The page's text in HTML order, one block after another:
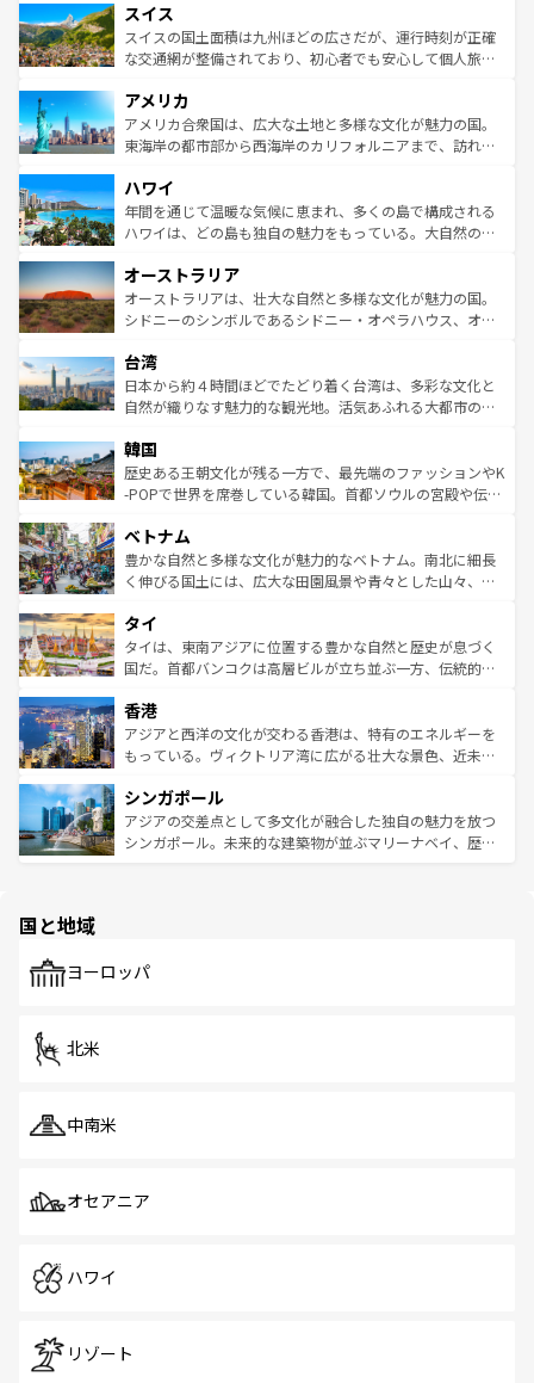
れる地方に足を運ぶとそれぞれで全く異なる文化を体験で
きるだろう。 なお、新着のフランス情報はコンテンツ一覧
を参照してほしい。
は、お酒好きな人にはぜひ体験してほしい。 なお、新着の
ドイツ情報はコンテンツ一覧を参照してほしい。
リアごとに異なる魅力がある。また、優雅なアフタヌーン
ティー、ビール好きにはたまらない英国パブ、サッカー観
戦など、本場だからこそできる体験も豊富。イギリスを旅
ンツ一覧を参照してほしい。
スイス
スイスの国土面積は九州ほどの広さだが、運行時刻が正確
な交通網が整備されており、初心者でも安心して個人旅行
の建物がそのまま残る町や、スイスならではのユニークな
博物館もあり、アルプス観光だけでなく町歩きも満喫する
ことができる。国民の所得が高いため物価も高いが、旅行
ば市内交通費無料で観光を楽しむこともできる。 なお、新
着のスイス情報はコンテンツ一覧 を参照してほしい。
アメリカ
アメリカ合衆国は、広大な土地と多様な文化が魅力の国。
東海岸の都市部から西海岸のカリフォルニアまで、訪れる
のような巨大都市は、観光、ショッピング、エンターテイ
ンメントが詰まった刺激的なスポットだ。一方、アメリカ
西部には大自然が広がり、グランドキャニオンやイエロー
部のニューオーリンズでは、音楽と美食が融合した独特の
文化が魅力。旅行者はアメリカの各地域で異なる魅力を楽
しみながら、その多様性と豊かな歴史を感じることができ
ならではの贅沢な旅のスタイルだ。 なお、新着のアメリカ
情報はコンテンツ一覧を参照してほしい。
ハワイ
年間を通じて温暖な気候に恵まれ、多くの島で構成される
ハワイは、どの島も独自の魅力をもっている。大自然の神
ワイ島は見逃せない。また、定番の観光地といえばオアフ
島だが、静かな自然を求めるならマウイ島やカウアイ島が
おすすめ。エメラルドグリーンに輝く海をはじめ、豊かな
れるおもてなしの心で訪れる人々を迎えてくれるハワイの
人々、おいしいローカルフードやハワイアンミュージッ
ク、伝統的なフラダンスなど、すべてがハワイの魅力を彩
ワイを、存分に味わってほしい。 なお、新着のハワイ情報
はコンテンツ一覧を参照してほしい。
オーストラリア
オーストラリアは、壮大な自然と多様な文化が魅力の国。
シドニーのシンボルであるシドニー・オペラハウス、オー
リアリーフや大陸中央部にそびえるウルル（エアーズロッ
ク）、タスマニアの美しい原生林やケアンズの熱帯雨林な
ど、見どころがたくさん。また、カフェやワイン、オージ
いる。アクティビティも充実しており、サーフィンやダイ
ビング、ハイキングなど、アウトドア好きにはたまらな
い。オーストラリアの多彩な魅力を存分に味わいつくそ
参照してほしい。
台湾
日本から約４時間ほどでたどり着く台湾は、多彩な文化と
自然が織りなす魅力的な観光地。活気あふれる大都市の台
ン）、静ひつな山岳地帯である台湾東部など、都市の喧騒
と山間の静けさが共存しており、訪れる人に新しい発見と
驚きをもたらしてくれる。また、奥深い台湾の食文化も魅
容にもいいと評判のスイーツなど、バラエティ豊かな料理
が味わえる。 なお、新着の台湾情報は コンテンツ一覧を参
照してほしい。
韓国
歴史ある王朝文化が残る一方で、最先端のファッションやK
-POPで世界を席巻している韓国。首都ソウルの宮殿や伝統
き、地方に足を延ばせば四季折々の自然美を楽しむことが
できる。そして、キムチや焼肉、絶品のストリートフード
まで、さまざまな韓国料理が待っている。夜には、韓国な
リティに包まれながら、韓国の多彩な魅力を心ゆくまで味
わってみてほしい。 なお、新着の韓国情報はコンテンツ一
覧を参照してほしい。
ベトナム
豊かな自然と多様な文化が魅力的なベトナム。南北に細長
く伸びる国土には、広大な田園風景や青々とした山々、世
急速な発展と共に伝統が息づく。ハノイの古い町並みやホ
ーチミン市のフランス統治時代の建物も、独特の雰囲気を
醸し出している。また、バラエティの豊かさとおいしさで
とつ。フォーやバインミー、ベトナムコーヒーなどは、ぜ
ひ現地で味わいたい。どの地域を訪れてもあたたかい人々
が旅行者を迎えてくれるので、きっと忘れられない旅にな
参照してほしい。
タイ
タイは、東南アジアに位置する豊かな自然と歴史が息づく
国だ。首都バンコクは高層ビルが立ち並ぶ一方、伝統的な
の活気が交差している。北部ではチェンマイなどの山岳地
帯で自然と触れ合い、南部ではプーケットやクラビの美し
いビーチでリゾート気分を楽しむことができる。タイ料理
激する。気候は一年中温暖で、どの季節にも異なる楽しみ
が待っている。親しみやすいタイの人々、仏教を中心とし
た文化、そして多様な観光資源が、訪れる旅人を魅了し続
香港
アジアと西洋の文化が交わる香港は、特有のエネルギーを
もっている。ヴィクトリア湾に広がる壮大な景色、近未来
み、どこを訪れても感動するはず。観光スポットが密集し
ており、効率よく見どころを回れるのも魅力。息をのむよ
うな絶景から文化的な体験まで、香港を存分に楽しみ尽く
シンガポール
アジアの交差点として多文化が融合した独自の魅力を放つ
シンガポール。未来的な建築物が並ぶマリーナベイ、歴史
で、ホーカーズは地元の風情を楽しめる外せないスポット
国と地域
ヨーロッパ
北米
中南米
オセアニア
ハワイ
リゾート